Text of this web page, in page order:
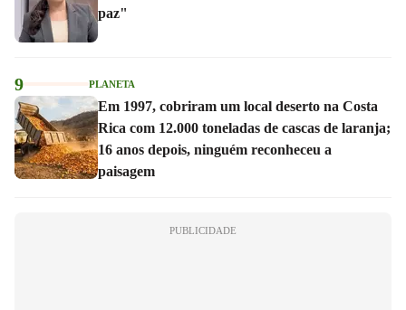
paz"
9 PLANETA
Em 1997, cobriram um local deserto na Costa
Rica com 12.000 toneladas de cascas de laranja;
16 anos depois, ninguém reconheceu a
paisagem
PUBLICIDADE